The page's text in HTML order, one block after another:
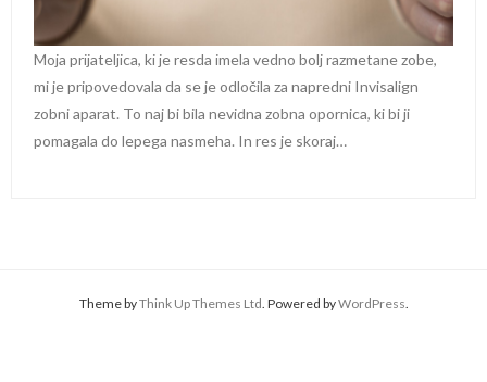
Moja prijateljica, ki je resda imela vedno bolj razmetane zobe,
mi je pripovedovala da se je odločila za napredni Invisalign
zobni aparat. To naj bi bila nevidna zobna opornica, ki bi ji
pomagala do lepega nasmeha. In res je skoraj…
Theme byThink Up Themes Ltd. Powered byWordPress.